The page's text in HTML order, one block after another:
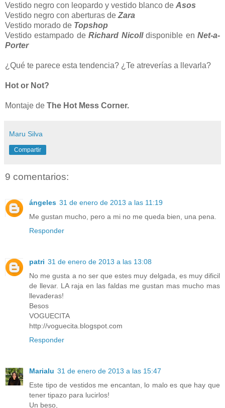
Vestido negro con leopardo y vestido blanco de Asos
Vestido negro con aberturas de Zara
Vestido morado de Topshop
Vestido estampado deRichard Nicolldisponible enNet-a-
Porter
¿Qué te parece esta tendencia? ¿Te atreverías a llevarla?
Hot or Not?
Montaje de The Hot Mess Corner.
Maru Silva
Compartir
9 comentarios:
ángeles 31 de enero de 2013 a las 11:19
Me gustan mucho, pero a mi no me queda bien, una pena.
Responder
patri 31 de enero de 2013 a las 13:08
No me gusta a no ser que estes muy delgada, es muy dificil
de llevar. LA raja en las faldas me gustan mas mucho mas
llevaderas!
Besos
VOGUECITA
http://voguecita.blogspot.com
Responder
Marialu 31 de enero de 2013 a las 15:47
Este tipo de vestidos me encantan, lo malo es que hay que
tener tipazo para lucirlos!
Un beso,